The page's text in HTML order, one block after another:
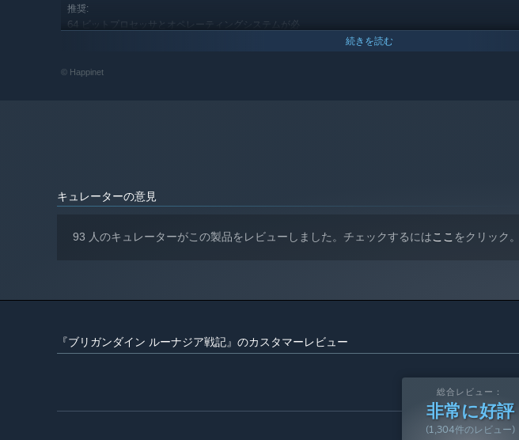
す。
ら、好きなだけ戦うことが出来るモードです。
キーボード＆マウス操作を最適化
推奨:
64 ビットプロセッサとオペレーティングシステムが必
プロセッサー:
* 2024年1月1日（PT）以降、SteamクライアントはWindows 10以降のバージョンのみをサポートします。
続きを読む
© Happinet
キュレーターの意見
93 人のキュレーターがこの製品をレビューしました。チェックするにはここ をクリック。
『ブリガンダイン ルーナジア戦記』のカスタマーレビュー
総合レビュー：
非常に好評
(1,304件のレビュー)